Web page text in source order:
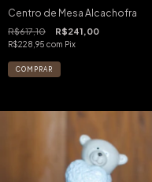
Centro de Mesa Alcachofra
R$617,10 R$241,00
R$228,95 com Pix